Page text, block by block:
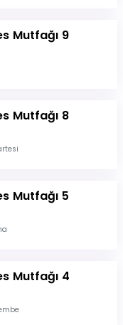
Mutfağı 9
Mutfağı 8
Mutfağı 5
Mutfağı 4